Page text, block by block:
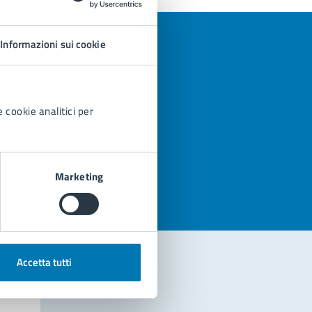
Informazioni sui cookie
cookie analitici per
Marketing
Accetta tutti